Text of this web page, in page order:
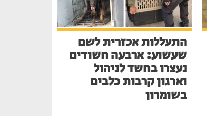
התעללות אכזרית לשם
שעשוע: ארבעה חשודים
נעצרו בחשד לניהול
וארגון קרבות כלבים
בשומרון